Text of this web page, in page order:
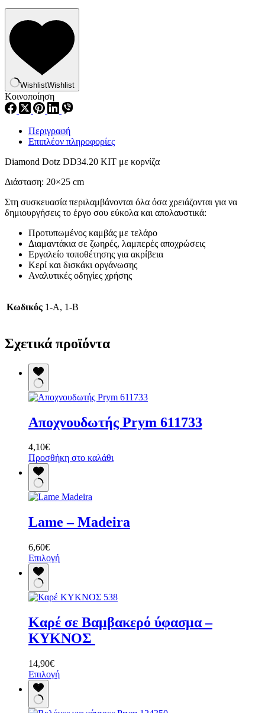
WishlistWishlist
Κοινοποίηση
Περιγραφή
Επιπλέον πληροφορίες
Diamond Dotz DD34.20 KIT με κορνίζα
Διάσταση: 20×25 cm
Στη συσκευασία περιλαμβάνονται όλα όσα χρειάζονται για να
δημιουργήσεις το έργο σου εύκολα και απολαυστικά:
Προτυπωμένος καμβάς με τελάρο
Διαμαντάκια σε ζωηρές, λαμπερές αποχρώσεις
Εργαλείο τοποθέτησης για ακρίβεια
Κερί και δισκάκι οργάνωσης
Αναλυτικές οδηγίες χρήσης
Κωδικός 1-Α, 1-B
Σχετικά προϊόντα
Αποχνουδωτής Prym 611733
4,10€
Προσθήκη στο καλάθι
Lame – Madeira
6,60€
ΕπιλογήΑυτό
πολλαπλές
Οι
επιλογές
μπορούν
στη
Καρέ σε Βαμβακερό ύφασμα –
ΚΥΚΝΟΣ
14,90€
ΕπιλογήΑυτό